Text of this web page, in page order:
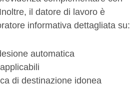
il datore di lavoro è
informativa dettagliata su:
automatica
di destinazione idonea